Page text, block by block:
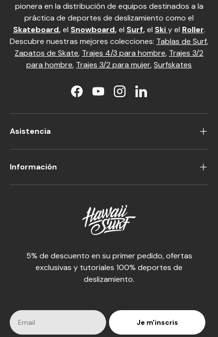
pionera en la distribución de equipos destinados a la
práctica de deportes de deslizamiento como el
Skateboard,el Snowboard,el Surf,el Ski y el Roller.
Descubre nuestras mejores colecciones: Tablas de Surf,
Zapatos de Skate, Trajes 4/3 para hombre, Trajes 3/2
para hombre, Trajes 3/2 para mujer,Surfskates
FacebookYouTubeInstagramLinkedIn
Asistencia
Información
5% de descuento en su primer pedido, ofertas
exclusivas y tutoriales 100% deportes de
deslizamiento.
Je m'inscris